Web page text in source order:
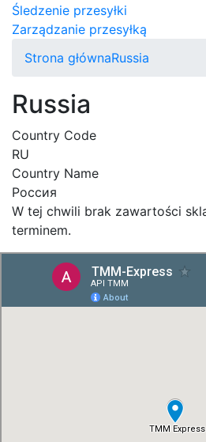
Śledzenie przesyłki
Zarządzanie przesyłką
Strona głównaRussia
Russia
Country Code
RU
Country Name
Россия
W tej chwili brak zawartości
terminem.